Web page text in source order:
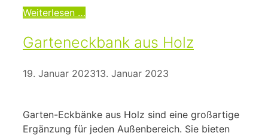
Weiterlesen …
Garteneckbank aus Holz
19. Januar 202313. Januar 2023
Garten-Eckbänke aus Holz sind eine großartige
Ergänzung für jeden Außenbereich. Sie bieten